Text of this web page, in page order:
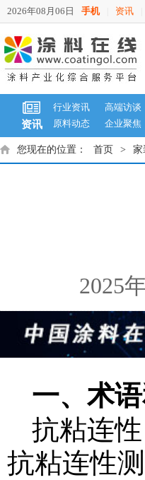
2026年08月06日 手机 资讯
资讯
行业资讯
高端访谈
原料动态
企业聚焦
您现在的位置： 首页 > 家
2025
一、术
抗粘连
抗粘连性